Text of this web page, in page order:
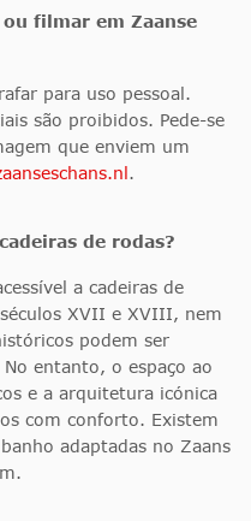
filmar em Zaanse
para uso pessoal.
são proibidos. Pede-se
que enviem um
.
de rodas?
a cadeiras de
XVII e XVIII, nem
podem ser
entanto, o espaço ao
e a arquitetura icónica
com conforto. Existem
adaptadas no Zaans